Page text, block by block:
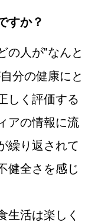
すか？
の人が"なんと
分の健康にと
しく評価する
アの情報に流
繰り返されて
健全さを感じ
生活は楽しく